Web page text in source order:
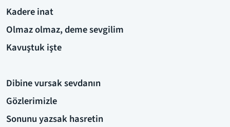
Kadere inat
Olmaz olmaz, deme sevgilim
Kavuştuk işte
Dibine vursak sevdanın
Gözlerimizle
Sonunu yazsak hasretin